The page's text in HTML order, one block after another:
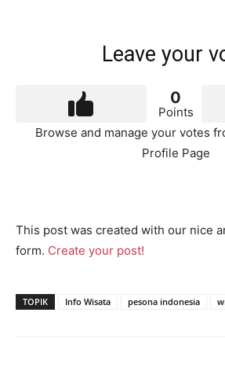
Leave your
0
Points
Browse and manage your votes
Profile Page
This post was created with our nice
form. Create your post!
TOPIK Info Wisata pesona indonesia